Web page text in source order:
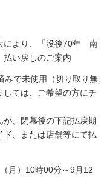
により、「没後70年 南
払い戻しのご案内
みで未使用（切り取り無
ては、ご希望の方にチ
、閉幕後の下記払戻期
ド、または店舗等にて払
月）10時00分～9月12